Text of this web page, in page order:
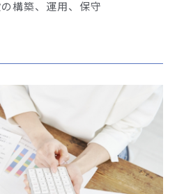
構築、運用、保守